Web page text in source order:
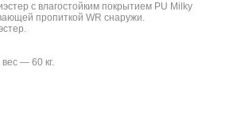
с влагостойким покрытием PU Milky
пропиткой WR снаружи.
— 60 кг.